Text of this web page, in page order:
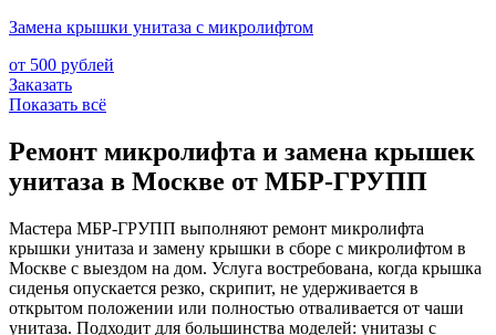
Замена крышки унитаза с микролифтом
от 500 рублей
Заказать
Показать всё
Ремонт микролифта и замена крышек
унитаза в Москве от МБР-ГРУПП
Мастера МБР‑ГРУПП выполняют ремонт микролифта
крышки унитаза и замену крышки в сборе с микролифтом в
Москве с выездом на дом. Услуга востребована, когда крышка
сиденья опускается резко, скрипит, не удерживается в
открытом положении или полностью отваливается от чаши
унитаза. Подходит для большинства моделей: унитазы с